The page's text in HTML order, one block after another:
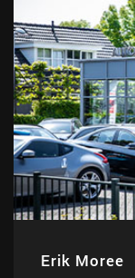
Erik Moree